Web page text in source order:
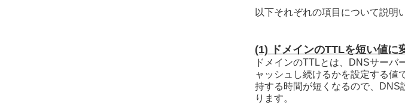
以下それぞれの項目について説明
(1) ドメインのTTLを短い値に
ドメインのTTLとは、DNSサーバ
ャッシュし続けるかを設定する値
持する時間が短くなるので、DNS
ります。